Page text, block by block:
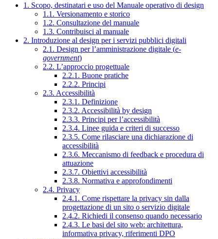
1. Scopo, destinatari e uso del Manuale operativo di design
1.1. Versionamento e storico
1.2. Consultazione del manuale
1.3. Contribuisci al manuale
2. Introduzione al design per i servizi pubblici digitali
2.1. Design per l’amministrazione digitale (e-
government)
2.2. L’approccio progettuale
2.2.1. Buone pratiche
2.2.2. Principi
2.3. Accessibilità
2.3.1. Definizione
2.3.2. Accessibilità by design
2.3.3. Principi per l’accessibilità
2.3.4. Linee guida e criteri di successo
2.3.5. Come rilasciare una dichiarazione di
accessibilità
2.3.6. Meccanismo di feedback e procedura di
attuazione
2.3.7. Obiettivi accessibilità
2.3.8. Normativa e approfondimenti
2.4. Privacy
2.4.1. Come rispettare la privacy sin dalla
progettazione di un sito o servizio digitale
2.4.2. Richiedi il consenso quando necessario
2.4.3. Le basi del sito web: architettura,
informativa privacy, riferimenti DPO